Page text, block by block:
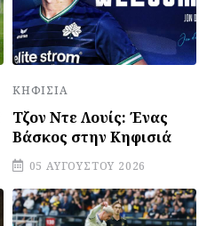
ΚΗΦΙΣΙΆ
Τζον Ντε Λουίς: Ένας
Βάσκος στην Κηφισιά
05 ΑΥΓΟΎΣΤΟΥ 2026